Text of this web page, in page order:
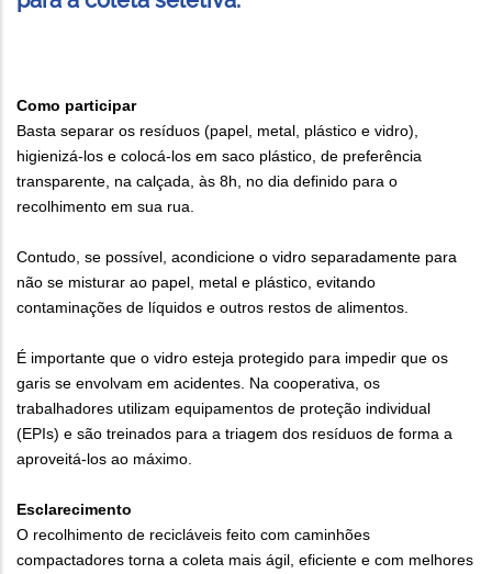
Como participar
Basta separar os resíduos (papel, metal, plástico e vidro),
higienizá-los e colocá-los em saco plástico, de preferência
transparente, na calçada, às 8h, no dia definido para o
recolhimento em sua rua.
Contudo, se possível, acondicione o vidro separadamente para
não se misturar ao papel, metal e plástico, evitando
contaminações de líquidos e outros restos de alimentos.
É importante que o vidro esteja protegido para impedir que os
garis se envolvam em acidentes. Na cooperativa, os
trabalhadores utilizam equipamentos de proteção individual
(EPIs) e são treinados para a triagem dos resíduos de forma a
aproveitá-los ao máximo.
Esclarecimento
O recolhimento de recicláveis feito com caminhões
compactadores torna a coleta mais ágil, eficiente e com melhores